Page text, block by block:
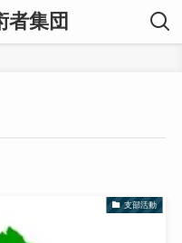
者集団
支部活動